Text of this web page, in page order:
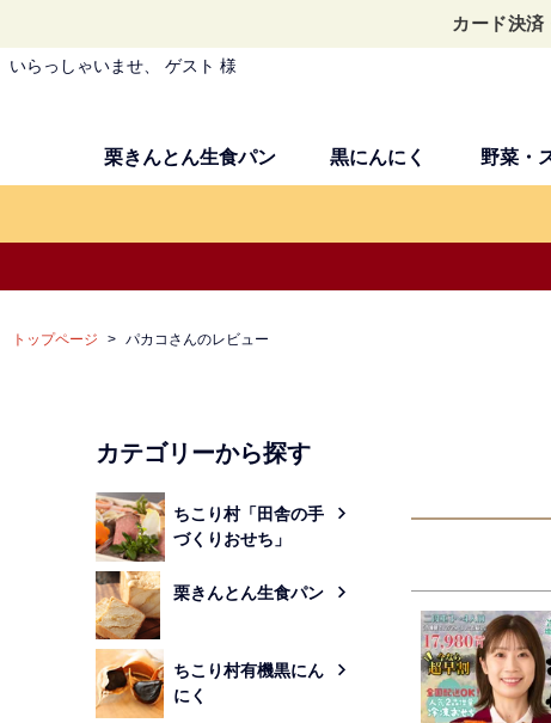
カード決済
いらっしゃいませ、 ゲスト 様
栗きんとん生食パン 黒にんにく 野菜・
トップページ パカコさんのレビュー
カテゴリーから探す
ちこり村「田舎の手
づくりおせち」
栗きんとん生食パン
ちこり村有機黒にん
にく